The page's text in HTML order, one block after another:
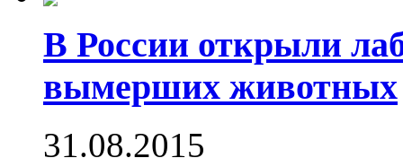
В России открыли
вымерших животных
31.08.2015